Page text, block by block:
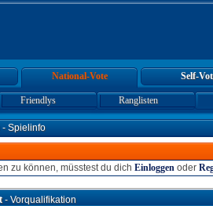
National-Vote Self-
Friendlys Ranglisten
- Spielinfo
zu können, müsstest du dich Einloggen oder
- Vorqualifikation